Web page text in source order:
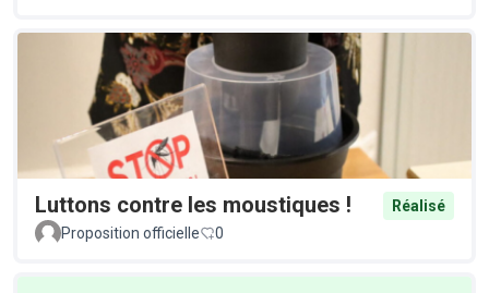
Luttons contre les moustiques !
Réalisé
Proposition officielle
0